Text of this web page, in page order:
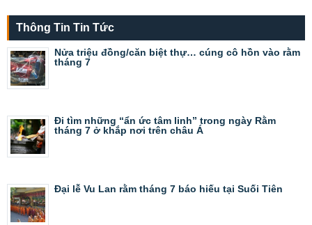
Thông Tin Tin Tức
Nửa triệu đồng/căn biệt thự… cúng cô hồn vào rằm
tháng 7
Đi tìm những “ẩn ức tâm linh” trong ngày Rằm
tháng 7 ở khắp nơi trên châu Á
Đại lễ Vu Lan rằm tháng 7 báo hiếu tại Suối Tiên